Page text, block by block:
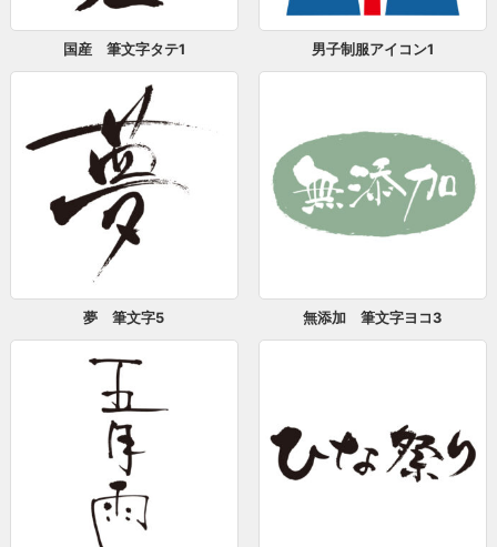
国産 筆文字タテ1 男子制服アイコン1
夢 筆文字5 無添加 筆文字ヨコ3